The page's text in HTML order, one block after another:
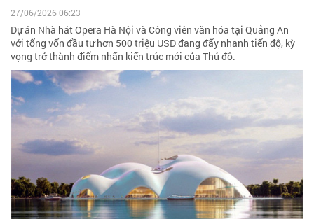
27/06/2026 06:23
Dự án Nhà hát Opera Hà Nội và Công viên văn hóa tại Quảng An
với tổng vốn đầu tư hơn 500 triệu USD đang đẩy nhanh tiến độ, kỳ
vọng trở thành điểm nhấn kiến trúc mới của Thủ đô.